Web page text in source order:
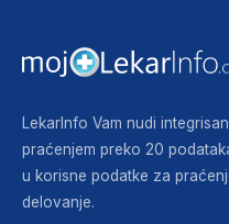
LekarInfo Vam nudi
praćenjem preko 20
u korisne podatke za
delovanje.